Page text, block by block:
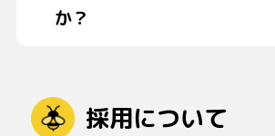
か？
採用について